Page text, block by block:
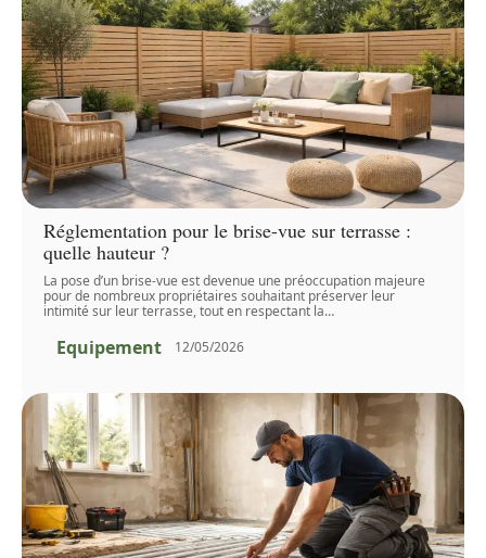
Réglementation pour le brise-vue sur terrasse :
quelle hauteur ?
La pose d’un brise-vue est devenue une préoccupation majeure
pour de nombreux propriétaires souhaitant préserver leur
intimité sur leur terrasse, tout en respectant la…
Equipement 12/05/2026